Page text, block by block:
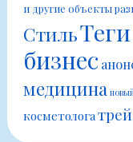
и другие объекты
СтильТеги
бизнес
медицина
косметолога